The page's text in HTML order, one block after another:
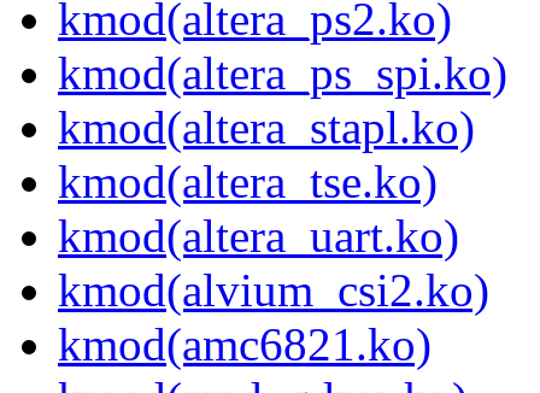
kmod(altera_ps2.ko)
kmod(altera_ps_spi.ko)
kmod(altera_stapl.ko)
kmod(altera_tse.ko)
kmod(altera_uart.ko)
kmod(alvium_csi2.ko)
kmod(amc6821.ko)